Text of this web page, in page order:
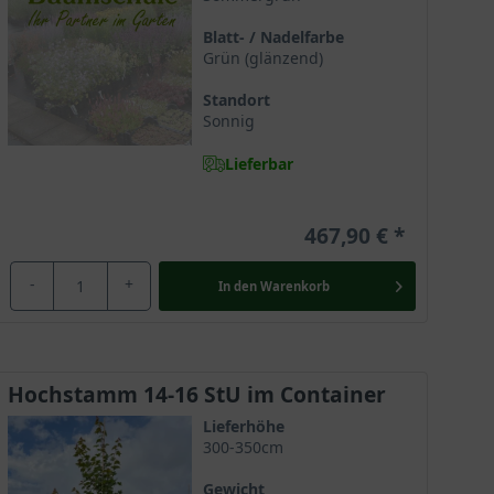
er seiner Vorliebe für feuchtfrische Böden. In
Mischwäldern auf Höhenlagen von bis zu 1800
Neben seinem pflegeleichten Charakter
eine anmutige Optik. Die Zeige streben aufrecht
Blatt- / Nadelfarbe
Grün (glänzend)
Standort
Sonnig
Lieferbar
467,90 €
- + In den Warenkorb
Hochstamm 14-16 StU im Container
Lieferhöhe
300-350cm
Gewicht